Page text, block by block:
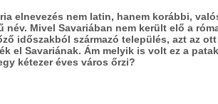
elnevezés nem latin, hanem korábbi,
név. Mivel Savariában nem került elő a
időszakból származó település, azt az
el Savariának. Ám melyik is volt ez a
kétezer éves város őrzi?